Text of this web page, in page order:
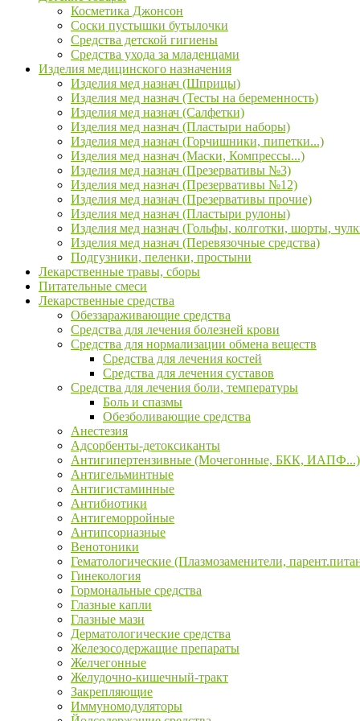
Косметика Джонсон
Соски пустышки бутылочки
Средства детской гигиены
Средства ухода за младенцами
Изделия медицинского назначения
Изделия мед назнач (Шприцы)
Изделия мед назнач (Тесты на беременность)
Изделия мед назнач (Салфетки)
Изделия мед назнач (Пластыри наборы)
Изделия мед назнач (Горчишники, пипетки...)
Изделия мед назнач (Маски, Компрессы...)
Изделия мед назнач (Презервативы №3)
Изделия мед назнач (Презервативы №12)
Изделия мед назнач (Презервативы прочие)
Изделия мед назнач (Пластыри рулоны)
Изделия мед назнач (Гольфы, колготки, шорты,
Изделия мед назнач (Перевязочные средства)
Подгузники, пеленки, простыни
Лекарственные травы, сборы
Питательные смеси
Лекарственные средства
Обеззараживающие средства
Средства для лечения болезней крови
Средства для нормализации обмена веществ
Средства для лечения костей
Средства для лечения суставов
Средства для лечения боли, температуры
Боль и спазмы
Обезболивающие средства
Анестезия
Адсорбенты-детоксиканты
Антигипертензивные (Мочегонные, БКК, ИАПФ...)
Антигельминтные
Антигистаминные
Антибиотики
Антигеморройные
Антипсориазные
Венотоники
Гематологические (Плазмозаменители,
Гинекология
Гормональные средства
Глазные капли
Глазные мази
Дерматологические средства
Железосодержащие препараты
Желчегонные
Желудочно-кишечный-тракт
Закрепляющие
Иммуномодуляторы